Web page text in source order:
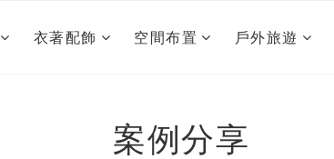
衣著配飾 空間布置 戶外旅遊
案例分享